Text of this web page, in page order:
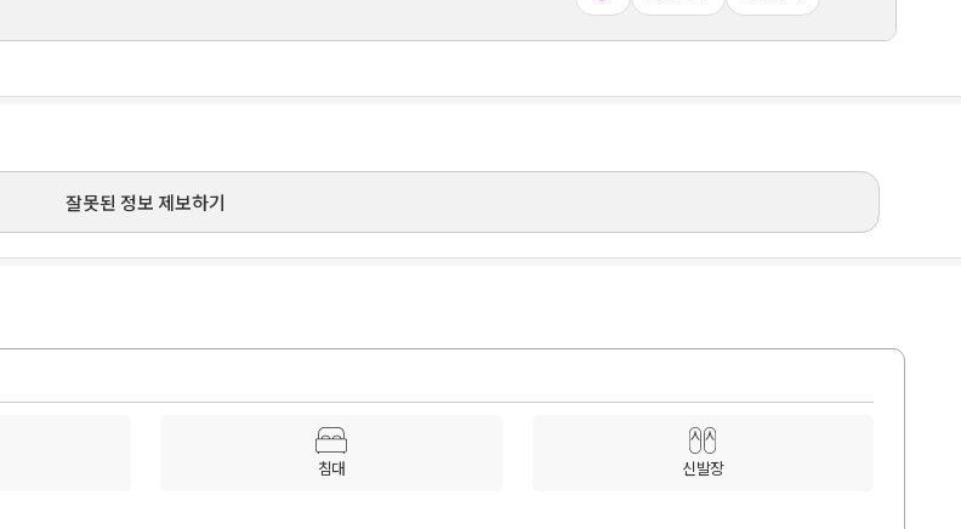
잘못된 정보 제보하기
침대 신발장